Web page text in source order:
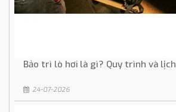
Bảo trì lò hơi là gì? Quy trình và
24-07-2026